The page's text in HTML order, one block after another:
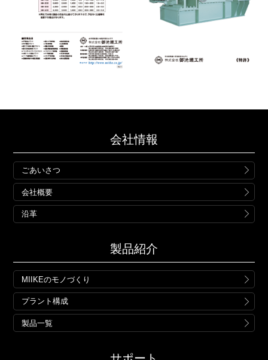
会社情報
ごあいさつ
会社概要
沿革
製品紹介
MIIKEのモノづくり
プラント構成
製品一覧